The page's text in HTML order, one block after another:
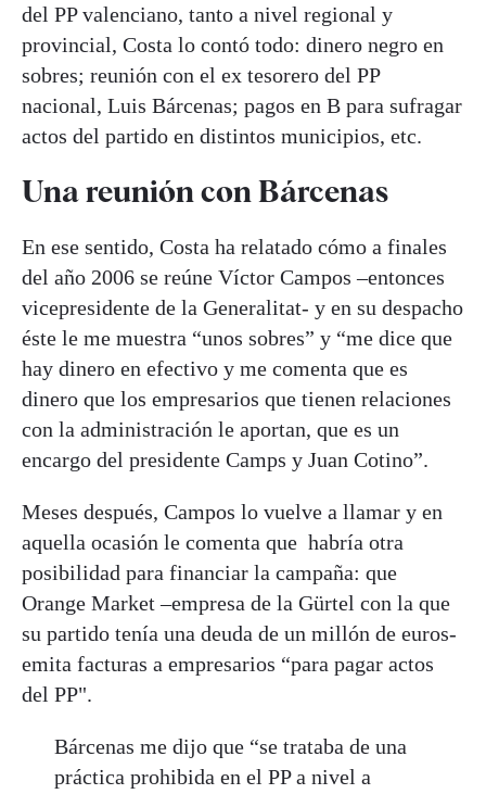
del PP valenciano, tanto a nivel regional y
provincial, Costa lo contó todo: dinero negro en
sobres; reunión con el ex tesorero del PP
nacional, Luis Bárcenas; pagos en B para sufragar
actos del partido en distintos municipios, etc.
Una reunión con Bárcenas
En ese sentido, Costa ha relatado cómo a finales
del año 2006 se reúne Víctor Campos –entonces
vicepresidente de la Generalitat- y en su despacho
éste le me muestra “unos sobres” y “me dice que
hay dinero en efectivo y me comenta que es
dinero que los empresarios que tienen relaciones
con la administración le aportan, que es un
encargo del presidente Camps y Juan Cotino”.
Meses después, Campos lo vuelve a llamar y en
aquella ocasión le comenta que habría otra
posibilidad para financiar la campaña: que
Orange Market –empresa de la Gürtel con la que
su partido tenía una deuda de un millón de euros-
emita facturas a empresarios “para pagar actos
del PP".
Bárcenas me dijo que “se trataba de una
práctica prohibida en el PP a nivel a